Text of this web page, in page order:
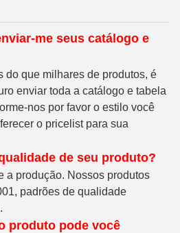
me seus catálogo e
do que milhares de produtos, é
enviar toda a catálogo e tabela
nos por favor o estilo você
o pricelist para sua
de seu produto?
a produção. Nossos produtos
padrões de qualidade
produto pode você